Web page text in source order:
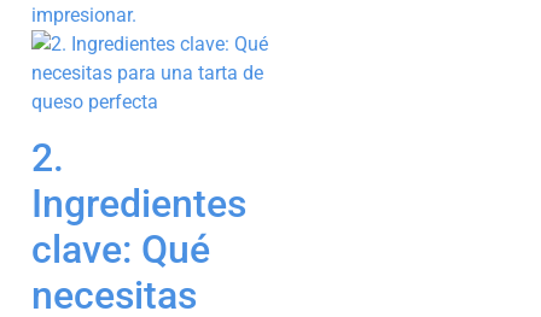
impresionar.
2.
Ingredientes
clave: Qué
necesitas